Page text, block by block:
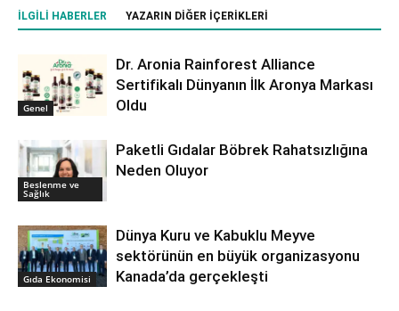
İLGILI HABERLER YAZARIN DIĞER İÇERIKLERI
Genel
Dr. Aronia Rainforest Alliance
Sertifikalı Dünyanın İlk Aronya Markası
Oldu
Beslenme ve
Sağlık
Paketli Gıdalar Böbrek Rahatsızlığına
Neden Oluyor
Gıda Ekonomisi
Dünya Kuru ve Kabuklu Meyve
sektörünün en büyük organizasyonu
Kanada’da gerçekleşti